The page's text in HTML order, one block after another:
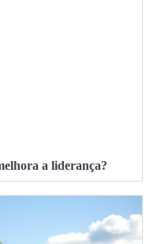
a liderança?